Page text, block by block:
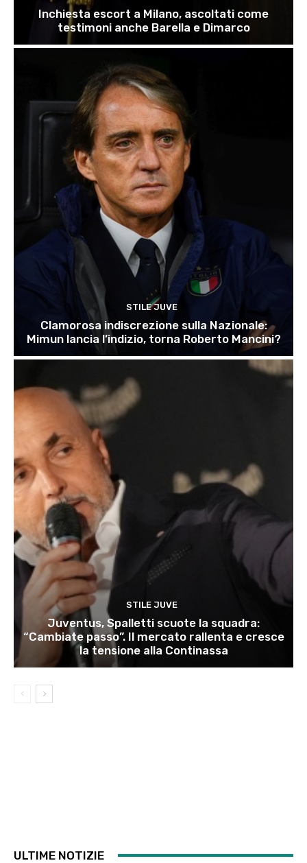
Inchiesta escort a Milano, ascoltati come
testimoni anche Barella e Dimarco
STILE JUVE
Clamorosa indiscrezione sulla Nazionale:
Mimun lancia l’indizio, torna Roberto Mancini?
STILE JUVE
Juventus, Spalletti scuote la squadra:
“Cambiate passo”. Il mercato rallenta e cresce
la tensione alla Continassa
ULTIME NOTIZIE